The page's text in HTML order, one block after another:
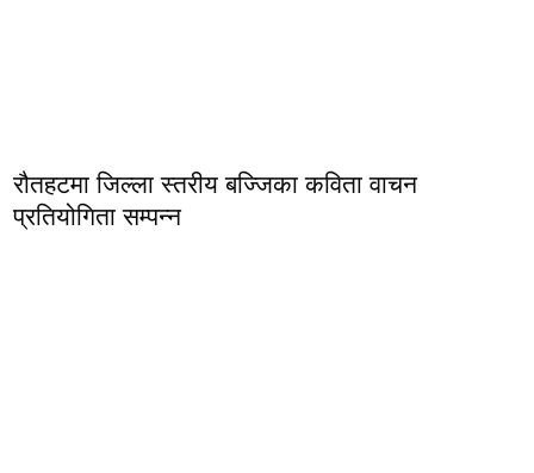
रौतहटमा जिल्ला स्तरीय बज्जिका कविता वाचन
प्रतियोगिता सम्पन्न